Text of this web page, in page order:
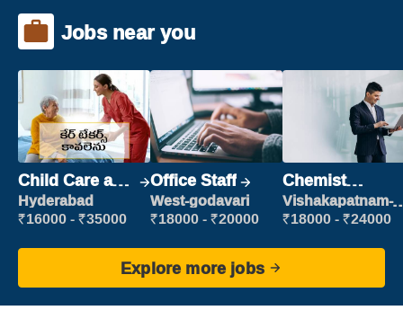
Jobs near you
Child Care and
Patient care
Hyderabad
₹16000 - ₹35000
Office Staff
West-godavari
₹18000 - ₹20000
Chemist
Production
Executive
Vishakapatnam-
new
₹18000 - ₹24000
Explore more jobs